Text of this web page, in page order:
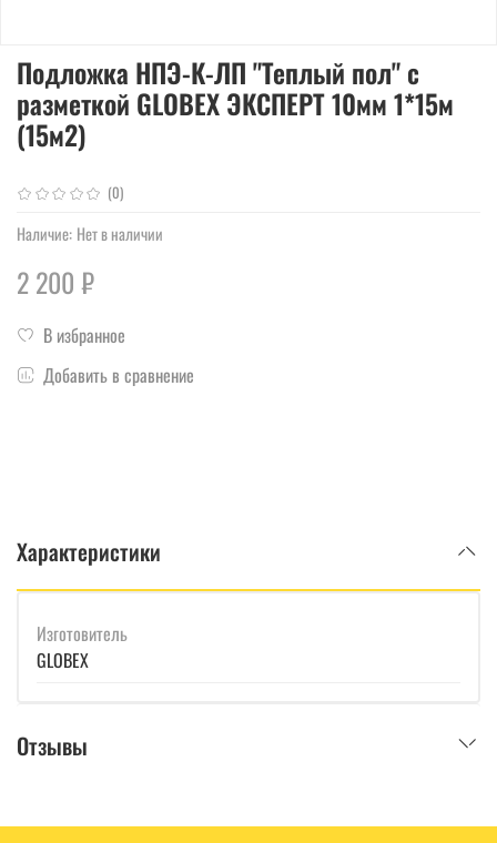
(0)
Наличие: Нет в наличии
Подложка НПЭ-К-ЛП "Теплый пол" с
разметкой GLOBEX ЭКСПЕРТ 10мм 1*15м
(15м2)
2 200 ₽
В избранное
Добавить в сравнение
Характеристики
Изготовитель
GLOBEX
Отзывы